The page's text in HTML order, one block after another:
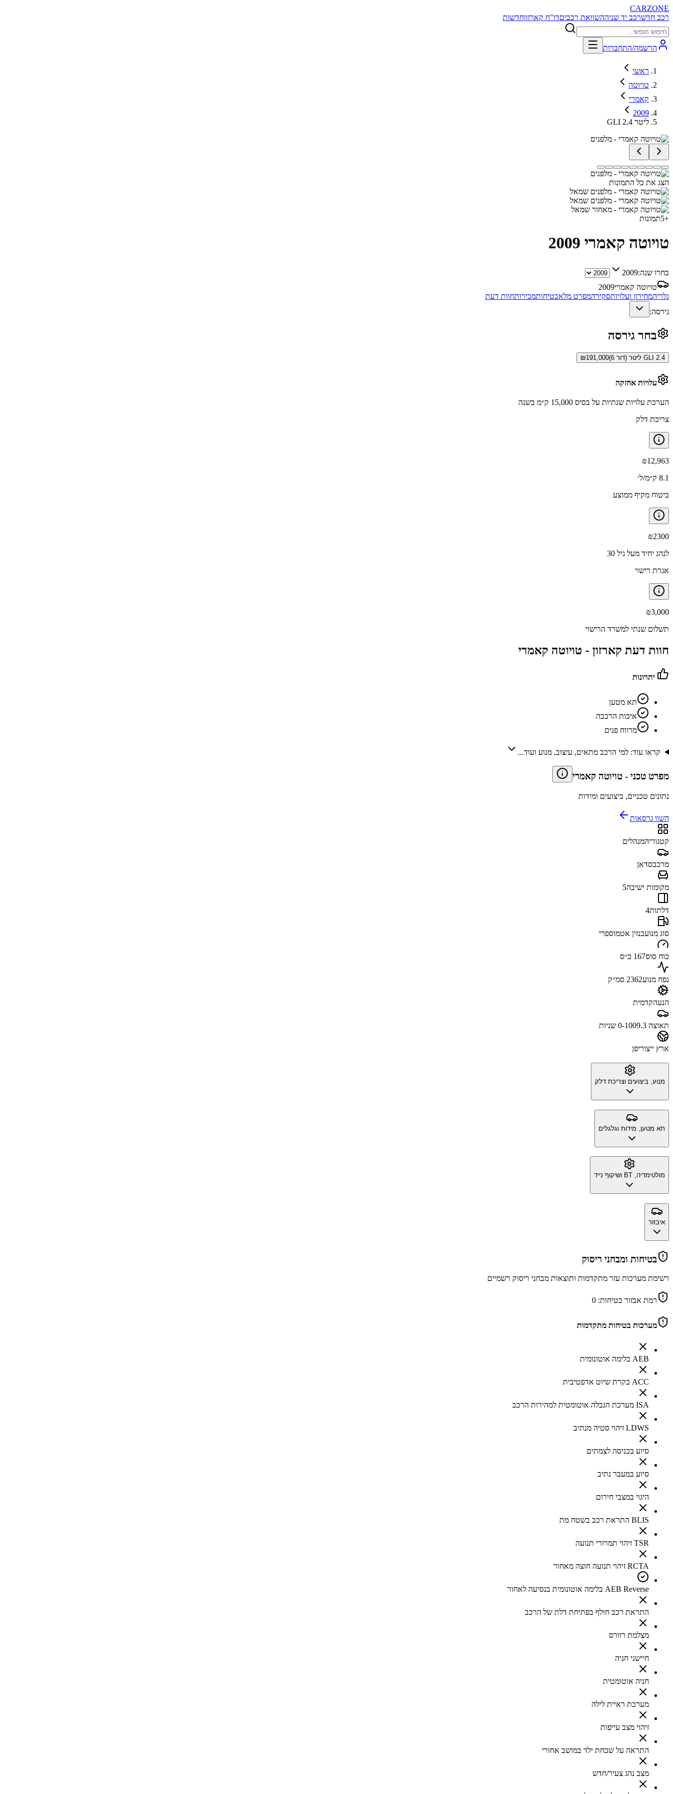
CARZONE
רכב חדשרכב יד שניההשוואת רכביםדו"ח קארזוןחדשות
הרשמה/התחברות
ראשי
טויוטה
קאמרי
2009
GLI 2.4 ליטר
הצג את כל התמונות
+
5תמונות
טויוטה קאמרי 2009
בחרו שנה:2009
טויוטה קאמרי2009
גלריהמחירון ועלויותסקירהמפרט מלאבטיחותמכירותחוות דעת
גירסה:
בחר גירסה
GLI 2.4 ליטר (דור 6) ₪191,000
עלויות אחזקה
הערכת עלויות שנתיות על בסיס 15,000 ק״מ בשנה
צריכת דלק
₪12,963
8.1 ק״מ/ל׳
ביטוח מקיף ממוצע
₪2300
לנהג יחיד מעל גיל 30
אגרת רישוי
₪3,000
תשלום שנתי למשרד הרישוי
חוות דעת קארזון - טויוטה קאמרי
יתרונות
תא מטען
איכות הרכבה
מרווח פנים
קראו עוד: למי הרכב מתאים, עיצוב, מנוע ועוד...
מפרט טכני - טויוטה קאמרי
נתונים טכניים, ביצועים ומידות
השוו גרסאות
קטגוריהמנהלים
מרכבסדאן
מקומות ישיבה5
דלתות4
סוג מנועבנזין אטמוספרי
כוח סוס167 כ״ס
נפח מנוע2362 סמ״ק
הנעהקדמית
תאוצה 0-100 9.3 שניות
ארץ ייצוריפן
מנוע, ביצועים וצריכת דלק
תא מטען, מידות וגלגלים
מולטימדיה, BT ושיקוף נייד
איבזור
בטיחות ומבחני ריסוק
רשימת מערכות עזר מתקדמות ותוצאות מבחני ריסוק רשמיים
רמת אבזור בטיחות: 0
מערכות בטיחות מתקדמות
AEB בלימה אוטונומית
ACC בקרת שיוט אדפטיבית
ISA מערכת הגבלה אוטומטית למהירות הרכב
LDWS זיהוי סטיה מנתיב
סיוע בכניסה לצמתים
סיוע במעבר נתיב
היגוי במצבי חירום
BLIS התראת רכב בשטח מת
TSR זיהוי תמרורי תנועה
RCTA זיהוי תנועה חוצה מאחור
AEB Reverse בלימה אוטונומית בנסיעה לאחור
התראת רכב חולף בפתיחת דלת של הרכב
מצלמת רוורס
חיישני חניה
חניה אוטומטית
מערכת ראיית לילה
זיהוי מצב עייפות
התראה על שכחת ילד במושב אחורי
מצב נהג צעיר/חדש